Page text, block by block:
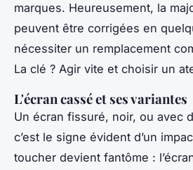
marques. Heureusement, la
peuvent être corrigées en
nécessiter un remplacement
La clé ? Agir vite et choisir un
L'écran cassé et ses variantes
Un écran fissuré, noir, ou avec
c’est le signe évident d’un
toucher devient fantôme :